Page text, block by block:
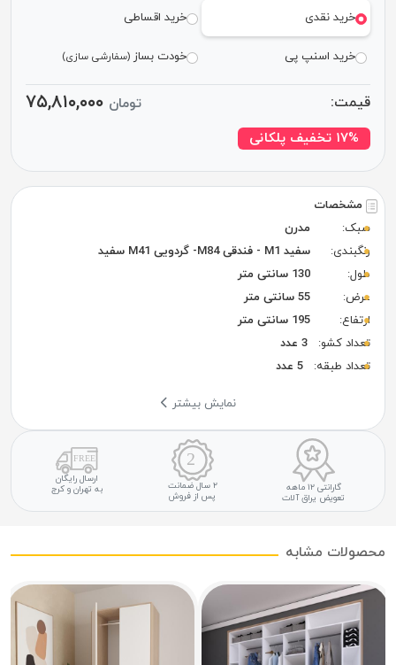
مشخصات
سبک:
مدرن
رنگبندی:
سفید M1 - فندقی M84- گردویی M41 سفید
طول:
130 سانتی متر
عرض:
55 سانتی متر
ارتفاع:
195 سانتی متر
تعداد کشو:
3 عدد
تعداد طبقه:
5 عدد
نمایش بیشتر
گارانتی ۱۲ ماهه
تعویض یراق آلات
۲ سال ضمانت
پس از فروش
ارسال رایگان
به تهران و کرج
خرید نقدی خرید اقساطی
خرید اسنپ پی خودت بساز(سفارشی سازی)
قیمت: تومان ۷۵,۸۱۰,۰۰۰
۱۷% تخفیف پلکانی
محصولات مشابه